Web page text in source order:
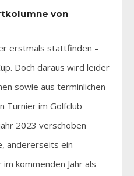
von
erstmals stattfinden –
Doch daraus wird leider
sowie aus terminlichen
Turnier im Golfclub
2023 verschoben
andererseits ein
kommenden Jahr als